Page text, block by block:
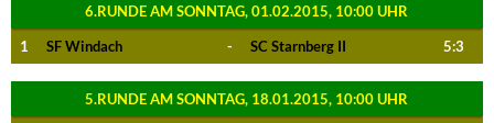
6.RUNDE AM SONNTAG, 01.02.2015, 10:00 UHR
1
SF Windach - SC Starnberg II 5:3
5.RUNDE AM SONNTAG, 18.01.2015, 10:00 UHR